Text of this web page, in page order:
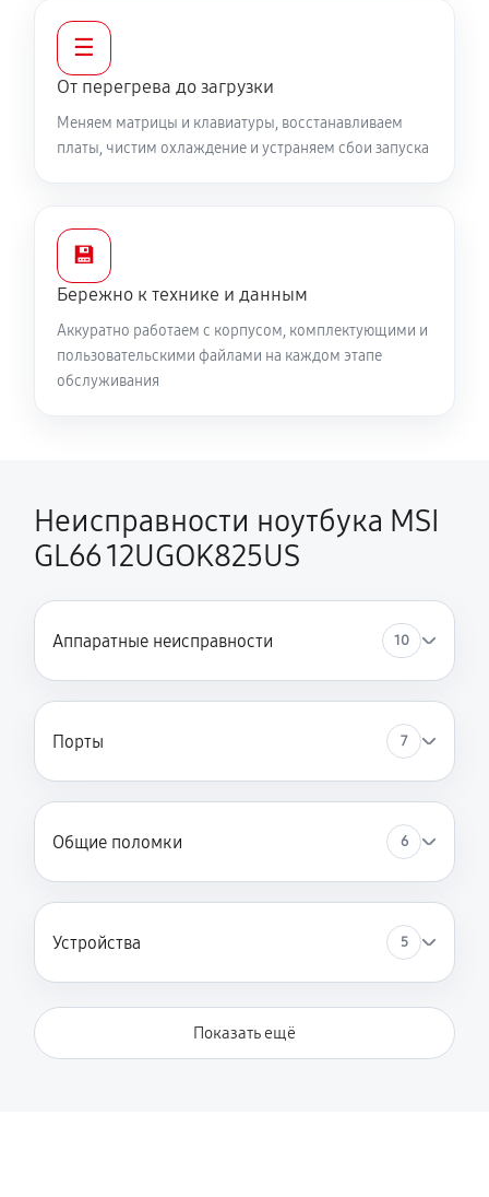
Замена HDMI ноутбука MSI GL66 12UGOK825US
☰
От перегрева до загрузки
Меняем матрицы и клавиатуры, восстанавливаем
платы, чистим охлаждение и устраняем сбои запуска
💾
Бережно к технике и данным
Аккуратно работаем с корпусом, комплектующими и
пользовательскими файлами на каждом этапе
обслуживания
Неисправности ноутбука MSI
GL66 12UGOK825US
Аппаратные неисправности 10
Порты 7
Общие поломки 6
Устройства 5
Показать ещё